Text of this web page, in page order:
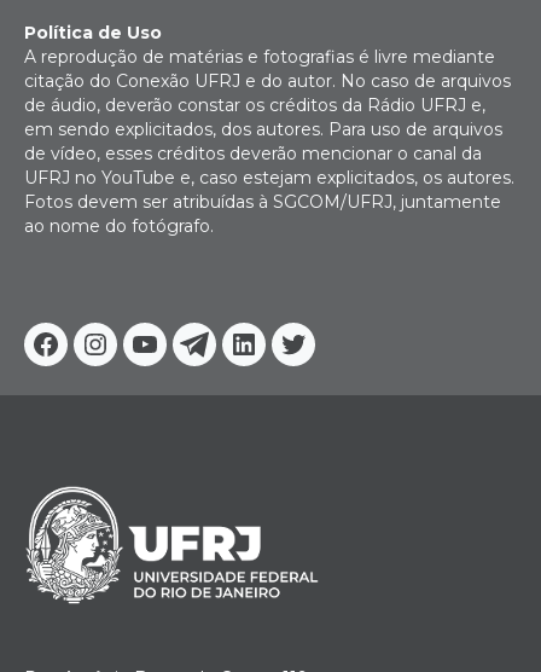
Facebook
Instagram
YoutubeTelegram
Linkedin
Twitter
Política de Uso
A reprodução de matérias e fotografias é livre mediante
citação do Conexão UFRJ e do autor. No caso de arquivos
de áudio, deverão constar os créditos da Rádio UFRJ e,
em sendo explicitados, dos autores. Para uso de arquivos
de vídeo, esses créditos deverão mencionar o canal da
UFRJ no YouTube e, caso estejam explicitados, os autores.
Fotos devem ser atribuídas à SGCOM/UFRJ, juntamente
ao nome do fotógrafo.